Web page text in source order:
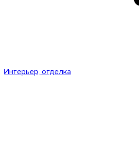
Интерьер, отделка